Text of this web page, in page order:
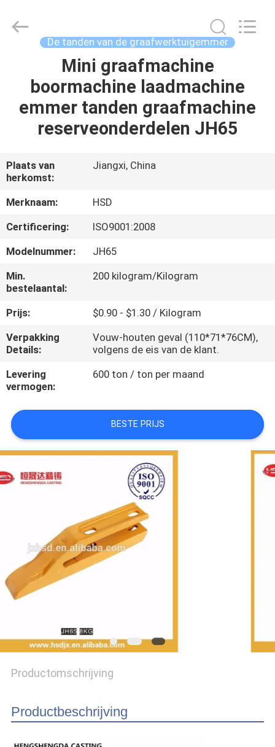
PRODUCTEN
ONS
FABRIEKSREIS
KWALITEITSCONTROLE
CONTACTEER
ONS
VERZOEK
EEN
CITAAT
SITEMAP
PRIVACY
Machinery
Spare
De tanden van de graafwerktuigemmer
Mini graafmachine
boormachine laadmachine
emmer tanden graafmachine
reserveonderdelen JH65
Plaats van
herkomst:
Jiangxi, China
Merknaam:
HSD
Certificering:
ISO9001:2008
Modelnummer:
JH65
Min.
bestelaantal:
200 kilogram/Kilogram
Prijs:
$0.90 - $1.30 / Kilogram
Verpakking
Details:
Vouw-houten geval (110*71*76CM),
volgens de eis van de klant.
Levering
vermogen:
600 ton / ton per maand
BESTE PRIJS
Productomschrijving
Productbeschrijving